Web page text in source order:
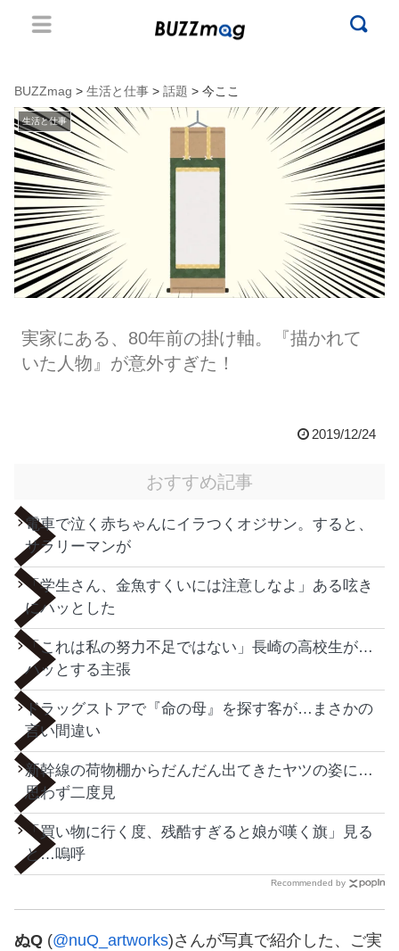
BUZZmag > 生活と仕事 > 話題 > 今ここ
生活と仕事
実家にある、80年前の掛け軸。『描かれて
いた人物』が意外すぎた！
2019/12/24
おすすめ記事
電車で泣く赤ちゃんにイラつくオジサン。すると、
サラリーマンが
「学生さん、金魚すくいには注意しなよ」ある呟き
にハッとした
「これは私の努力不足ではない」長崎の高校生が…
ハッとする主張
ドラッグストアで『命の母』を探す客が…まさかの
言い間違い
新幹線の荷物棚からだんだん出てきたヤツの姿に…
思わず二度見
「買い物に行く度、残酷すぎると娘が嘆く旗」見る
と…嗚呼
Recommended by
ぬQ (@nuQ_artworks)さんが写真で紹介した、ご実